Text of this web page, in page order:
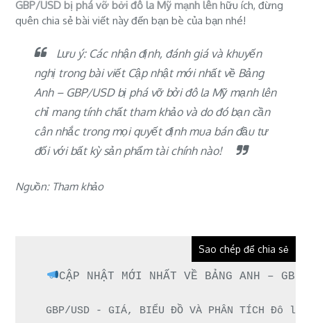
GBP/USD bị phá vỡ bởi đô la Mỹ mạnh lên hữu ích, đừng
quên chia sẻ bài viết này đến bạn bè của bạn nhé!
Lưu ý: Các nhận định, đánh giá và khuyến
nghị trong bài viết Cập nhật mới nhất về Bảng
Anh – GBP/USD bị phá vỡ bởi đô la Mỹ mạnh lên
chỉ mang tính chất tham khảo và do đó bạn cần
cân nhắc trong mọi quyết định mua bán đầu tư
đối với bất kỳ sản phẩm tài chính nào!
Nguồn: Tham khảo
Sao chép để chia sẻ
CẬP NHẬT MỚI NHẤT VỀ BẢNG ANH –
GBP/USD - GIÁ, BIỂU ĐỒ VÀ PHÂN TÍCH